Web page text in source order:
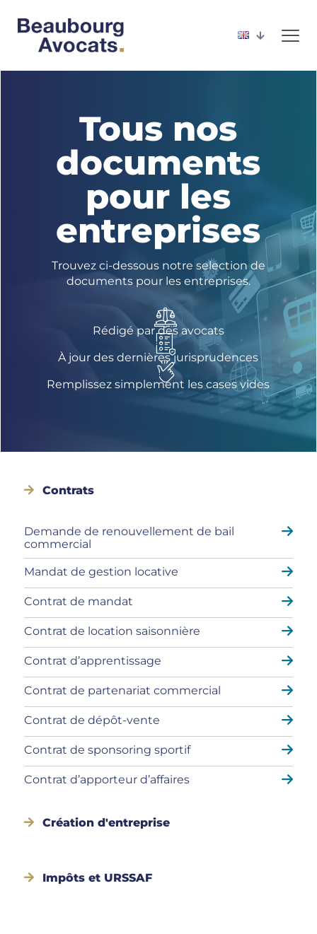
Tous nos
documents
pour les
entreprises
Trouvez ci-dessous notre selection de
documents pour les entreprises.
Rédigé par des avocats
À jour des dernières jurisprudences
Remplissez simplement les cases vides
Contrats
Demande de renouvellement de bail
commercial
Mandat de gestion locative
Contrat de mandat
Contrat de location saisonnière
Contrat d’apprentissage
Contrat de partenariat commercial
Contrat de dépôt-vente
Contrat de sponsoring sportif
Contrat d’apporteur d’affaires
Création d'entreprise
Impôts et URSSAF